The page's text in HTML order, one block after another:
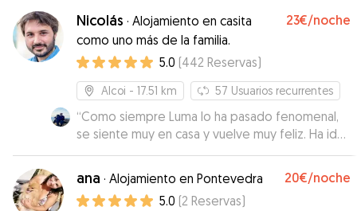
porque él estaba un poco malito. Claudia es muy
atenta, responsable y comunicativa. Sin duda si
vuelvo a Córdoba volveré a dejar a Eren con
ella.”
Nicolás · Alojamiento en casita
como uno más de la familia.
23€/noche
5.0 (442 Reservas)
Alcoi - 17.51 km 57 Usuarios recurrentes
“Como siempre Luma lo ha pasado fenomenal,
se siente muy en casa y vuelve muy feliz. Ha ido
todo perfecto con un trato excepcional”
ana · Alojamiento en Pontevedra 20€/noche
5.0 (2 Reservas)